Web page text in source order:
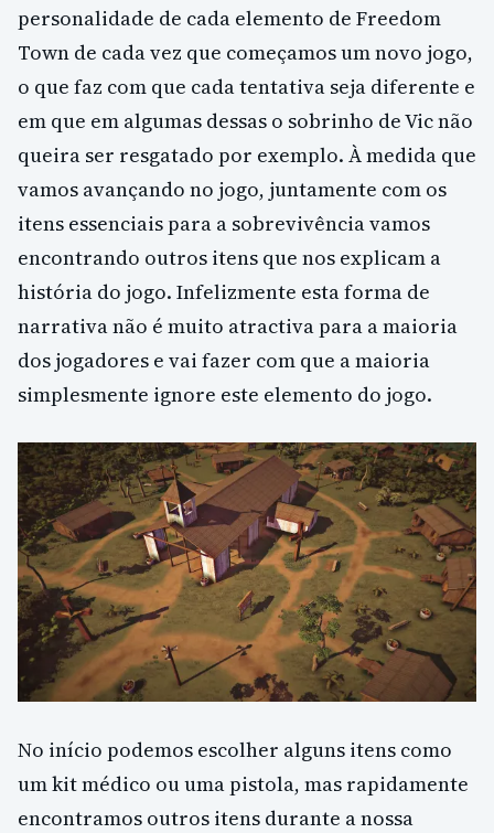
personalidade de cada elemento de Freedom
Town de cada vez que começamos um novo jogo,
o que faz com que cada tentativa seja diferente e
em que em algumas dessas o sobrinho de Vic não
queira ser resgatado por exemplo. À medida que
vamos avançando no jogo, juntamente com os
itens essenciais para a sobrevivência vamos
encontrando outros itens que nos explicam a
história do jogo. Infelizmente esta forma de
narrativa não é muito atractiva para a maioria
dos jogadores e vai fazer com que a maioria
simplesmente ignore este elemento do jogo.
No início podemos escolher alguns itens como
um kit médico ou uma pistola, mas rapidamente
encontramos outros itens durante a nossa